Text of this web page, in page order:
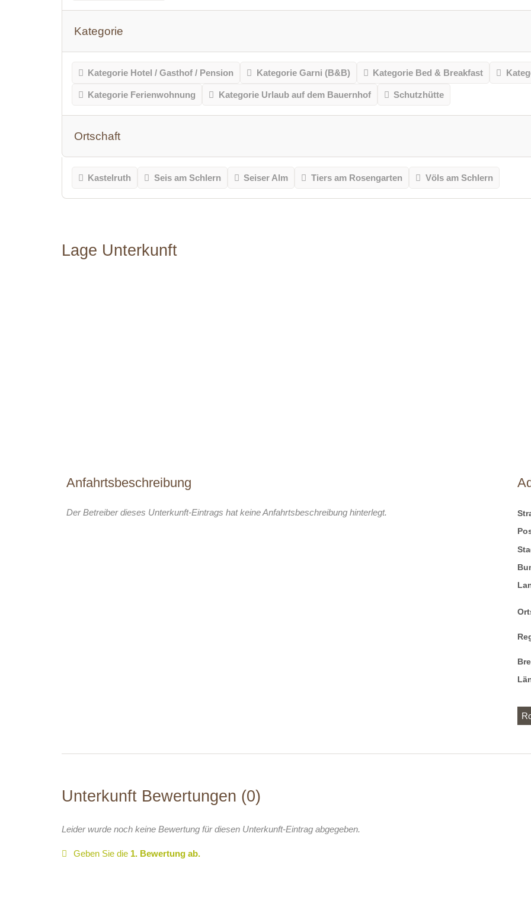
Kategorie
Kategorie Hotel / Gasthof / Pension Kategorie Garni (B&B) Kategorie Bed & Breakfast
Kategorie Ferienwohnung Kategorie Urlaub auf dem Bauernhof Schutzhütte
Ortschaft
Kastelruth Seis am Schlern Seiser Alm Tiers am Rosengarten Völs am Schlern
Lage Unterkunft
Anfahrtsbeschreibung
Der Betreiber dieses Unterkunft-Eintrags hat keine Anfahrtsbeschreibung hinterlegt.
Unterkunft Bewertungen 0
Leider wurde noch keine Bewertung für diesen Unterkunft-Eintrag abgegeben.
Geben Sie die 1. Bewertung ab.